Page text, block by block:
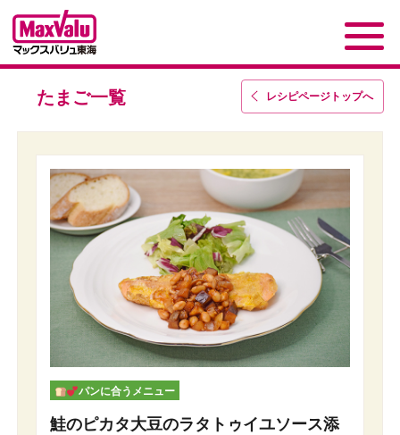
たまご一覧 レシピページトップへ
パンに合うメニュー
鮭のピカタ大豆のラタトゥイユソース添